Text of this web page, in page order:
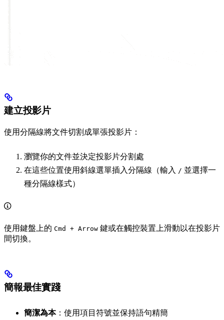
建立投影片
使用分隔線將文件切割成單張投影片：
瀏覽你的文件並決定投影片分割處
在這些位置使用斜線選單插入分隔線（輸入 / 並選擇一
種分隔線樣式）
使用鍵盤上的 Cmd + Arrow 鍵或在觸控裝置上滑動以在投影片
間切換。
簡報最佳實踐
簡潔為本：使用項目符號並保持語句精簡